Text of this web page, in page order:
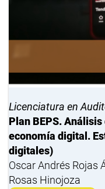
Licenciatura en
Plan BEPS.
economía digital.
digitales)
Oscar Andrés Rojas
Rosas Hinojoza